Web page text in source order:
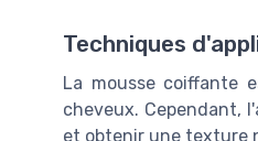
Techniques
La mousse coiffante
cheveux. Cependant,
et obtenir une texture